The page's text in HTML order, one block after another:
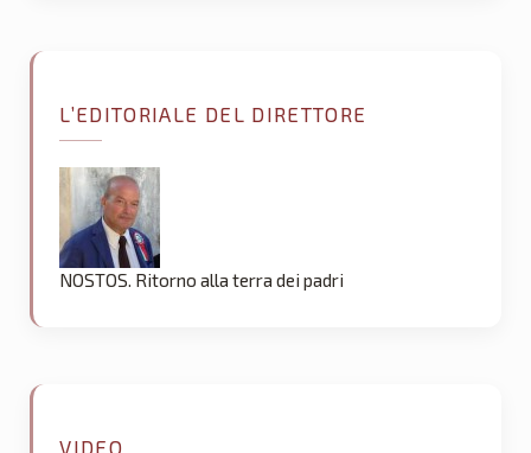
L’EDITORIALE DEL DIRETTORE
NOSTOS. Ritorno alla terra dei padri
VIDEO